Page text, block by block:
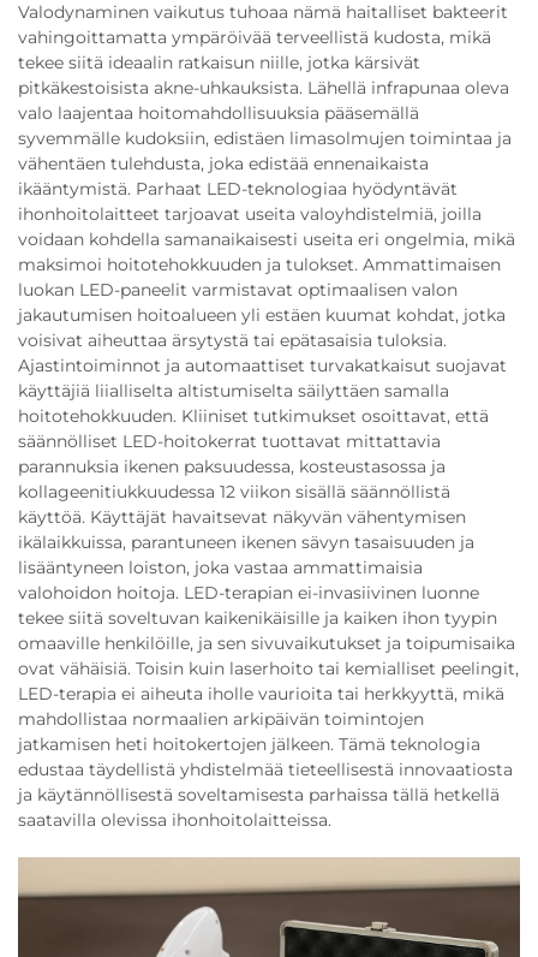
Valodynaminen vaikutus tuhoaa nämä haitalliset bakteerit
vahingoittamatta ympäröivää terveellistä kudosta, mikä
tekee siitä ideaalin ratkaisun niille, jotka kärsivät
pitkäkestoisista akne-uhkauksista. Lähellä infrapunaa oleva
valo laajentaa hoitomahdollisuuksia pääsemällä
syvemmälle kudoksiin, edistäen limasolmujen toimintaa ja
vähentäen tulehdusta, joka edistää ennenaikaista
ikääntymistä. Parhaat LED-teknologiaa hyödyntävät
ihonhoitolaitteet tarjoavat useita valoyhdistelmiä, joilla
voidaan kohdella samanaikaisesti useita eri ongelmia, mikä
maksimoi hoitotehokkuuden ja tulokset. Ammattimaisen
luokan LED-paneelit varmistavat optimaalisen valon
jakautumisen hoitoalueen yli estäen kuumat kohdat, jotka
voisivat aiheuttaa ärsytystä tai epätasaisia tuloksia.
Ajastintoiminnot ja automaattiset turvakatkaisut suojavat
käyttäjiä liialliselta altistumiselta säilyttäen samalla
hoitotehokkuuden. Kliiniset tutkimukset osoittavat, että
säännölliset LED-hoitokerrat tuottavat mittattavia
parannuksia ikenen paksuudessa, kosteustasossa ja
kollageenitiukkuudessa 12 viikon sisällä säännöllistä
käyttöä. Käyttäjät havaitsevat näkyvän vähentymisen
ikälaikkuissa, parantuneen ikenen sävyn tasaisuuden ja
lisääntyneen loiston, joka vastaa ammattimaisia
valohoidon hoitoja. LED-terapian ei-invasiivinen luonne
tekee siitä soveltuvan kaikenikäisille ja kaiken ihon tyypin
omaaville henkilöille, ja sen sivuvaikutukset ja toipumisaika
ovat vähäisiä. Toisin kuin laserhoito tai kemialliset peelingit,
LED-terapia ei aiheuta iholle vaurioita tai herkkyyttä, mikä
mahdollistaa normaalien arkipäivän toimintojen
jatkamisen heti hoitokertojen jälkeen. Tämä teknologia
edustaa täydellistä yhdistelmää tieteellisestä innovaatiosta
ja käytännöllisestä soveltamisesta parhaissa tällä hetkellä
saatavilla olevissa ihonhoitolaitteissa.